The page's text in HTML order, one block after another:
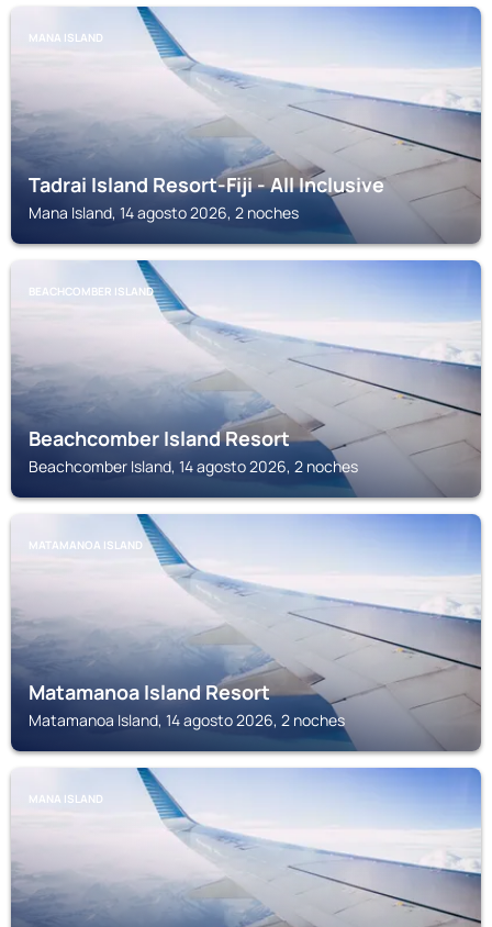
MANA ISLAND
Tadrai Island Resort-Fiji - All Inclusive
Mana Island, 14 agosto 2026, 2 noches
BEACHCOMBER ISLAND
Beachcomber Island Resort
Beachcomber Island, 14 agosto 2026, 2 noches
MATAMANOA ISLAND
Matamanoa Island Resort
Matamanoa Island, 14 agosto 2026, 2 noches
MANA ISLAND